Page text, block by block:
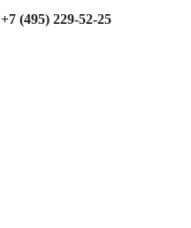
+7 (495) 229-52-25